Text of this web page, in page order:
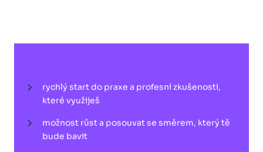
rychlý start do praxe a profesní zkušenosti,
které využiješ
možnost růst a posouvat se směrem, který tě
bude bavit